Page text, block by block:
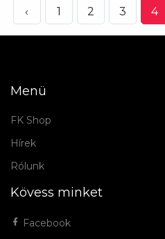
‹ 1 2 3 4
Menü
FK Shop
Hírek
Rólunk
Kövess minket
Facebook